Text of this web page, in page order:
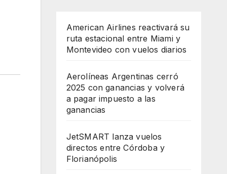
American Airlines reactivará su
ruta estacional entre Miami y
Montevideo con vuelos diarios
Aerolíneas Argentinas cerró
2025 con ganancias y volverá
a pagar impuesto a las
ganancias
JetSMART lanza vuelos
directos entre Córdoba y
Florianópolis